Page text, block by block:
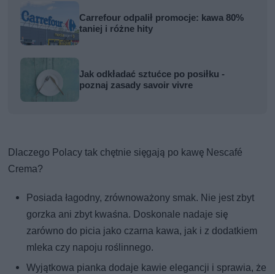
Carrefour odpalił promocje: kawa 80%
taniej i różne hity
Jak odkładać sztućce po posiłku -
poznaj zasady savoir vivre
Dlaczego Polacy tak chętnie sięgają po kawę Nescafé
Crema?
Posiada łagodny, zrównoważony smak. Nie jest zbyt
gorzka ani zbyt kwaśna. Doskonale nadaje się
zarówno do picia jako czarna kawa, jak i z dodatkiem
mleka czy napoju roślinnego.
Wyjątkowa pianka dodaje kawie elegancji i sprawia, że